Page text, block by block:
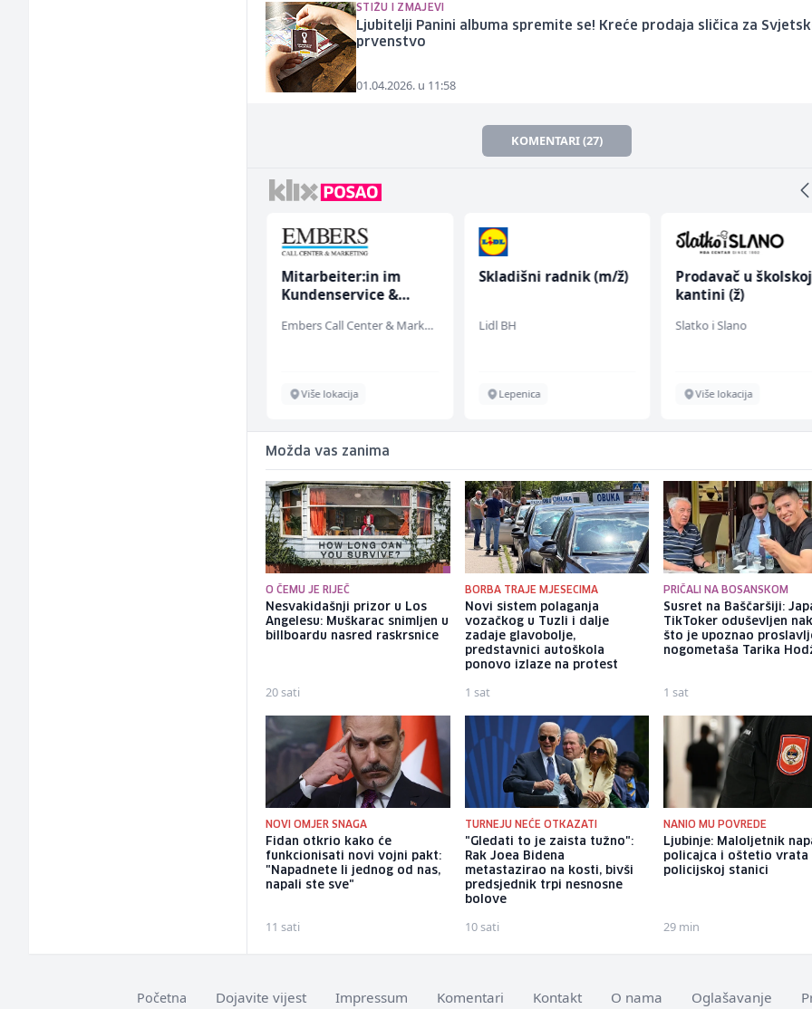
STIŽU I ZMAJEVI
Ljubitelji Panini albuma spremite se! Kreće prodaja sličica za
prvenstvo
01.04.2026. u 11:58
KOMENTARI (27)
Mitarbeiter:in im
Kundenservice &
Embers Call Center & Marketing
Više lokacija
Skladišni radnik (m/ž)
Lidl BH
Lepenica
Prodavač u školskoj
kantini (ž)
Slatko i Slano
Više lokacija
Možda vas zanima
O ČEMU JE RIJEČ
Nesvakidašnji prizor u Los
Angelesu: Muškarac snimljen u
billboardu nasred raskrsnice
20 sati
BORBA TRAJE MJESECIMA
Novi sistem polaganja
vozačkog u Tuzli i dalje
zadaje glavobolje,
predstavnici autoškola
ponovo izlaze na protest
1 sat
PRIČALI NA BOSANSKOM
Susret na Baščaršiji:
TikToker oduševljen
što je upoznao
nogometaša Tarika
1 sat
NOVI OMJER SNAGA
Fidan otkrio kako će
funkcionisati novi vojni pakt:
"Napadnete li jednog od nas,
napali ste sve"
11 sati
TURNEJU NEĆE OTKAZATI
"Gledati to je zaista tužno":
Rak Joea Bidena
metastazirao na kosti, bivši
predsjednik trpi nesnosne
bolove
10 sati
NANIO MU POVREDE
Ljubinje: Maloljetnik
policajca i oštetio vrata
policijskoj stanici
29 min
Početna Dojavite vijest Impressum Komentari Kontakt O nama Oglašavanje